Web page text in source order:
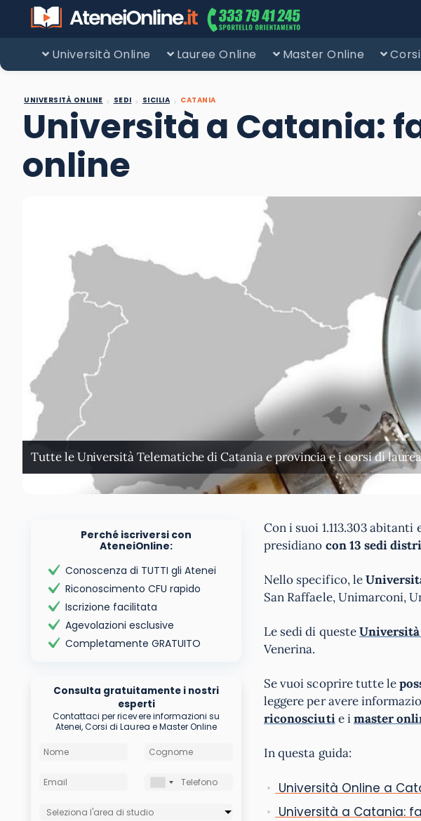
Università Online Lauree Online Master Online
UNIVERSITÀ ONLINE SEDI SICILIA CATANIA
Università a Catania:
online
Tutte le Università Telematiche di Catania e provincia e i corsi di
Perché iscriversi con
AteneiOnline:
Conoscenza di TUTTI gli Atenei
Riconoscimento CFU rapido
Iscrizione facilitata
Agevolazioni esclusive
Completamente GRATUITO
Consulta gratuitamente i nostri
esperti
Contattaci per ricevere informazioni su
Atenei, Corsi di Laurea e Master Online
Con i suoi 1.113.303 abitanti
presidiano con 13 sedi
Nello specifico, le
San Raffaele, Unimarconi,
Le sedi di queste
Venerina.
Se vuoi scoprire tutte le
leggere per avere
riconosciutie imaster
In questa guida:
Università Online a
Università a Catania: